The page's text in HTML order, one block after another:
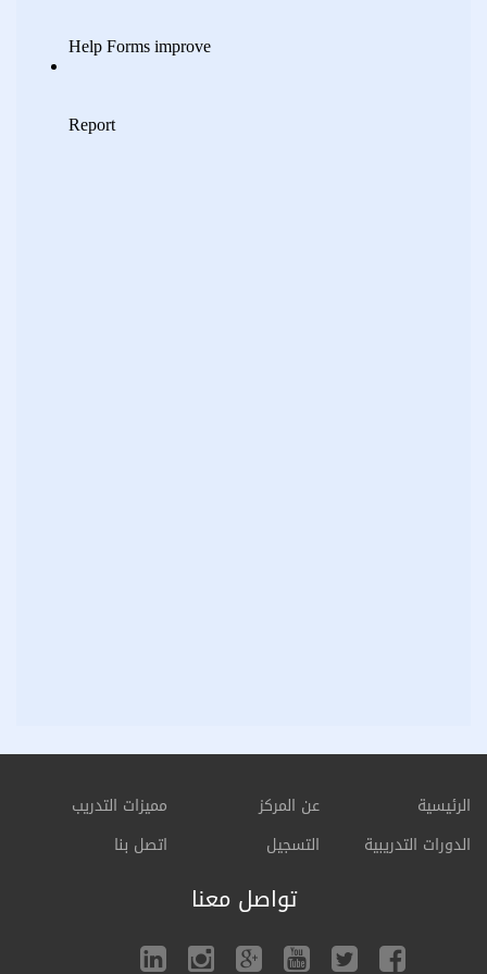
الرئيسية عن المركز
مميزات التدريب
الدورات التدريبية
التسجيل اتصل بنا
تواصل معنا